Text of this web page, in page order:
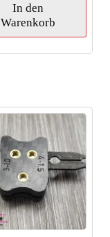
In den
Warenkorb